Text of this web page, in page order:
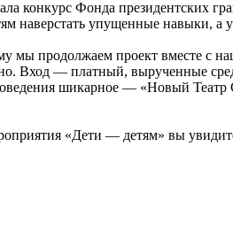
конкурс Фонда президентских
наверстать упущенные навыки,
мы продолжаем проект вместе с
Вход — платный, вырученные
шикарное — «Новый Театр
«Дети — детям» вы